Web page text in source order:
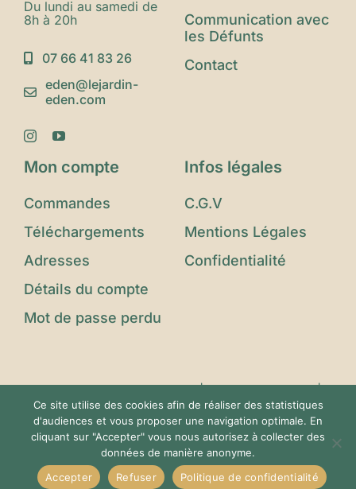
Du lundi au samedi de
8h à 20h
07 66 41 83 26
eden@lejardin-
eden.com
Communication avec
les Défunts
Contact
Mon compte
Commandes
Téléchargements
Adresses
Détails du compte
Mot de passe perdu
Infos légales
C.G.V
Mentions Légales
Confidentialité
© Copyright 2023 - 2025 |Le Jardin d'Eden|
Tous Droits Réservés | Conçu avec ❤️ par
Imagin'Up Communication
Ce site utilise des cookies afin de réaliser des statistiques
d'audiences et vous proposer une navigation optimale. En
cliquant sur "Accepter" vous nous autorisez à collecter des
données de manière anonyme.
Accepter
Refuser Politique de confidentialité